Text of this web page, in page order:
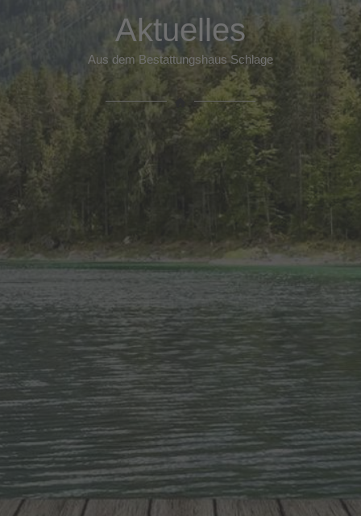
Aktuelles
Aus dem Bestattungshaus Schlage